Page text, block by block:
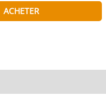
ACHETER